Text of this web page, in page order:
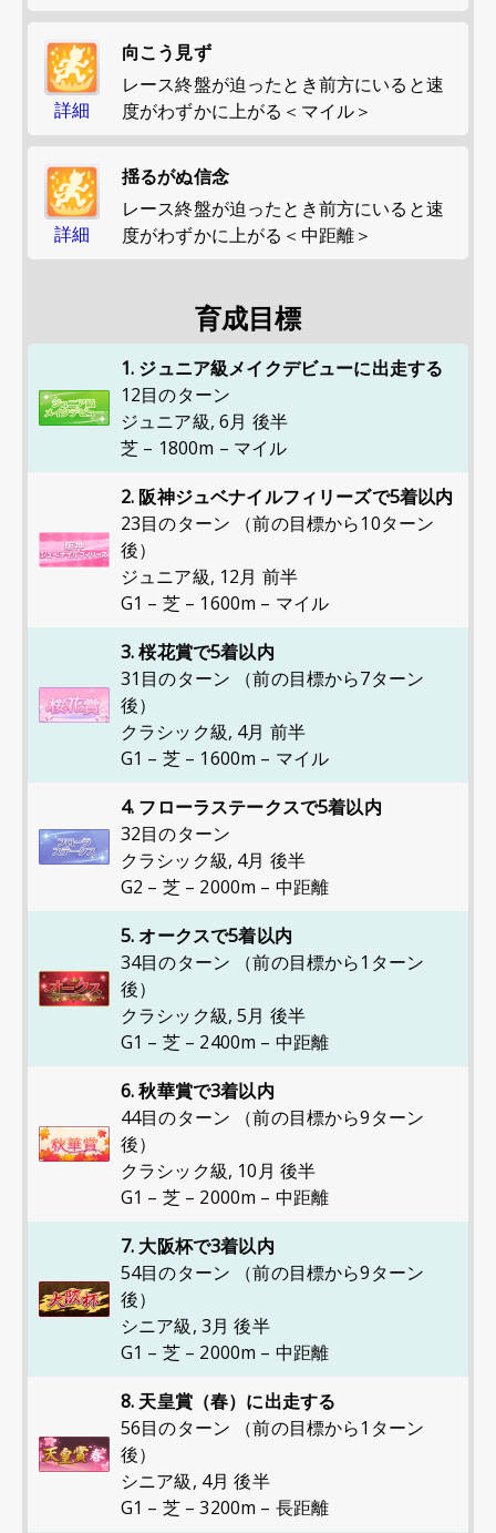
詳細
向こう見ず
レース終盤が迫ったとき前方にいると速
度がわずかに上がる＜マイル＞
詳細
揺るがぬ信念
レース終盤が迫ったとき前方にいると速
度がわずかに上がる＜中距離＞
育成目標
1. ジュニア級メイクデビューに出走する
12目のターン
ジュニア級, 6月 後半
芝 – 1800m – マイル
2. 阪神ジュベナイルフィリーズで5着以内
23目のターン （前の目標から10ターン
後）
ジュニア級, 12月 前半
G1 – 芝 – 1600m – マイル
3. 桜花賞で5着以内
31目のターン （前の目標から7ターン
後）
クラシック級, 4月 前半
G1 – 芝 – 1600m – マイル
4. フローラステークスで5着以内
32目のターン
クラシック級, 4月 後半
G2 – 芝 – 2000m – 中距離
5. オークスで5着以内
34目のターン （前の目標から1ターン
後）
クラシック級, 5月 後半
G1 – 芝 – 2400m – 中距離
6. 秋華賞で3着以内
44目のターン （前の目標から9ターン
後）
クラシック級, 10月 後半
G1 – 芝 – 2000m – 中距離
7. 大阪杯で3着以内
54目のターン （前の目標から9ターン
後）
シニア級, 3月 後半
G1 – 芝 – 2000m – 中距離
8. 天皇賞（春）に出走する
56目のターン （前の目標から1ターン
後）
シニア級, 4月 後半
G1 – 芝 – 3200m – 長距離